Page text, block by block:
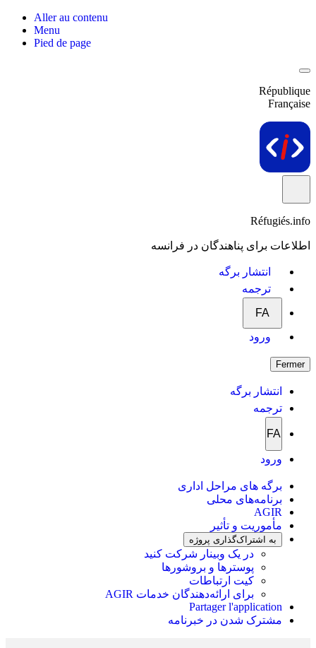
Aller au contenu
Menu
Pied de page
République
Française
Réfugiés.info
اطلاعات برای پناهندگان در فرانسه
انتشار برگه
ترجمه
FA
ورود
Fermer
انتشار برگه
ترجمه
FA
ورود
برگه های مراحل اداری
برنامه‌های محلی
AGIR
مأموریت و تأثیر
به اشتراک‌گذاری پروژه
در یک وبینار شرکت کنید
پوسترها و بروشورها
کیت ارتباطات
برای ارائه‌دهندگان خدمات AGIR
Partager l'application
مشترک شدن در خبرنامه